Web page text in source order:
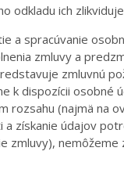
odkladu ich
a spracúvanie
zmluvy a
zmluvnú
k dispozícii osobné
rozsahu (najmä na
získanie údajov
zmluvy), nemôžeme